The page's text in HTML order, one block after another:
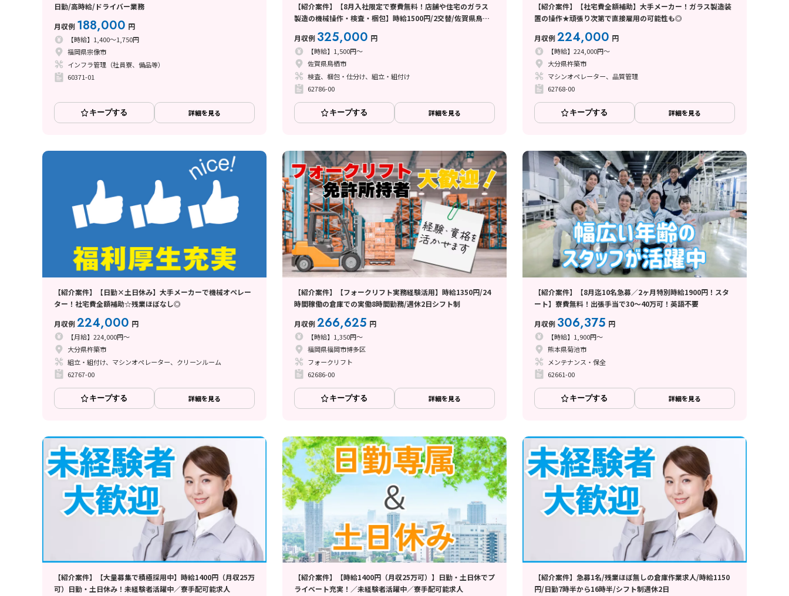
日勤/高時給/ドライバー業務
月収例 188,000 円
【時給】1,400～1,750円
福岡県宗像市
インフラ管理（社員寮、備品等）
60371-01
キープする 詳細を見る
【紹介案件】【8月入社限定で寮費無料！店舗や住宅のガラス
製造の機械操作・検査・梱包】時給1500円/2交替/佐賀県鳥栖
中旬入社
月収例 325,000 円
【時給】1,500円～
佐賀県鳥栖市
検査、梱包・仕分け、組立・組付け
62786-00
キープする 詳細を見る
【紹介案件】【社宅費全額補助】大手メーカー！ガラス製造装
置の操作★頑張り次第で直接雇用の可能性も◎
月収例224,000 円
【時給】224,000円～
大分県杵築市
マシンオペレーター、品質管理
62768-00
キープする 詳細を見る
【紹介案件】【日勤×土日休み】大手メーカーで機械オペレー
ター！社宅費全額補助☆残業ほぼなし◎
月収例224,000 円
【月給】224,000円～
大分県杵築市
組立・組付け、マシンオペレーター、クリーンルーム
62767-00
キープする 詳細を見る
【紹介案件】【フォークリフト実務経験活用】時給1350円/24
時間稼働の倉庫での実働8時間勤務/週休2日シフト制
月収例266,625 円
【時給】1,350円～
福岡県福岡市博多区
フォークリフト
62686-00
キープする 詳細を見る
【紹介案件】【8月迄10名急募／2ヶ月特別時給1900円！スタ
ート】寮費無料！出張手当で30～40万可！英語不要
月収例 306,375 円
【時給】1,900円～
熊本県菊池市
メンテナンス・保全
62661-00
キープする 詳細を見る
【紹介案件】【大量募集で積極採用中】時給1400円（月収25万
可）日勤・土日休み！未経験者活躍中／寮手配可能求人
【紹介案件】【時給1400円（月収25万可）】日勤・土日休でプ
ライベート充実！／未経験者活躍中／寮手配可能求人
【紹介案件】急募1名/残業ほぼ無しの倉庫作業求人/時給1150
円/日勤7時半から16時半/シフト制週休2日